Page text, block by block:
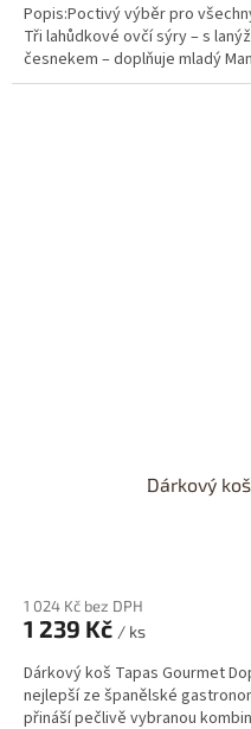
Popis:Poctivý výběr pro
Tři lahůdkové ovčí sýry – s
česnekem – doplňuje mladý
Dárkový
1 024 Kč bez DPH
1 239 Kč / ks
Dárkový koš Tapas Gourmet
nejlepší ze španělské
přináší pečlivě vybranou